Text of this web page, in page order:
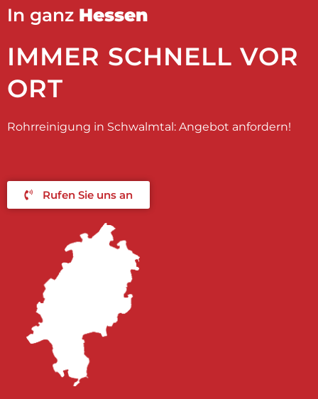
In ganz Hessen
IMMER SCHNELL VOR
ORT
Rohrreinigung in Schwalmtal: Angebot anfordern!
Rufen Sie uns an